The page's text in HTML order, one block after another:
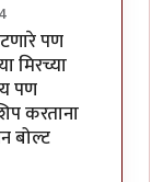
पण
मिरच्या
पण
करताना
बोल्ट